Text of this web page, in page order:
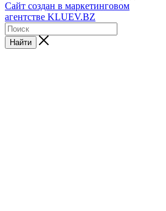
Сайт создан в маркетинговом
агентстве KLUEV.BZ
Найти